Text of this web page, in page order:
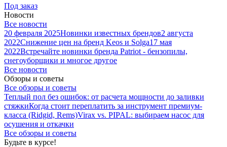
Под заказ
Новости
Все новости
20 февраля 2025Новинки известных брендов2 августа
2022Снижение цен на бренд Keos и Solga17 мая
2022Встречайте новинки бренда Patriot - бензопилы,
снегоуборщики и многое другое
Все новости
Обзоры и советы
Все обзоры и советы
Теплый пол без ошибок: от расчета мощности до заливки
стяжкиКогда стоит переплатить за инструмент премиум-
класса (Ridgid, Rems)Virax vs. PIPAL: выбираем насос для
осушения и откачки
Все обзоры и советы
Будьте в курсе!